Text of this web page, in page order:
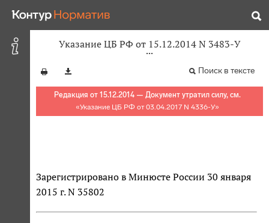
Указание ЦБ РФ от 15.12.2014 N 3483-У
Поиск в тексте
Редакция от 15.12.2014 — Документ утратил силу, см.
«Указание ЦБ РФ от 03.04.2017 N 4336-У»
Зарегистрировано в Минюсте России 30 января
2015 г. N 35802